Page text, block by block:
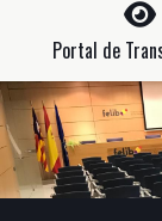
Portal de